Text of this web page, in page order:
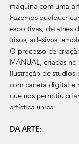
máquina com uma
Fazemos qualquer
esportivas, detalhes
frisos, adesivos,
​O processo de
MANUAL, criadas
ilustração de studios
com caneta digital e
que nos permitiu
artística única.
DA ARTE: